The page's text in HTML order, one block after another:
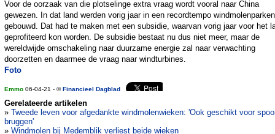
Voor de oorzaak van die plotselinge extra vraag wordt vooral naar China
gewezen. In dat land werden vorig jaar in een recordtempo windmolenparken
gebouwd. Dat had te maken met een subsidie, waarvan vorig jaar voor het
geprofiteerd kon worden. De subsidie bestaat nu dus niet meer, maar de
wereldwijde omschakeling naar duurzame energie zal naar verwachting
doorzetten en daarmee de vraag naar windturbines.
Foto
Emmo 06-04-21 - ©Financieel Dagblad
Gerelateerde artikelen
» Tweede leven voor afgedankte windmolenwieken: 'Ook geschikt voor
bruggen'
» Windmolen bij Medemblik verliest beide wieken